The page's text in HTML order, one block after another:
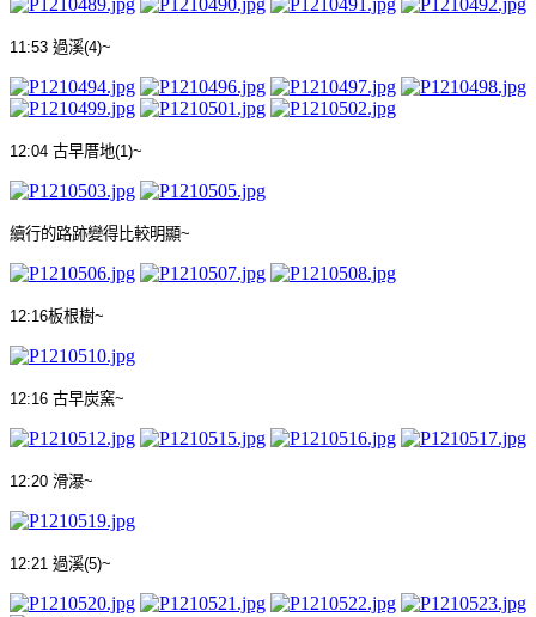
11:53 過溪(4)~
12:04 古早厝地(1)~
續行的路跡變得比較明顯~
12:16板根樹~
12:16 古早炭窯~
12:20 滑瀑~
12:21 過溪(5)~